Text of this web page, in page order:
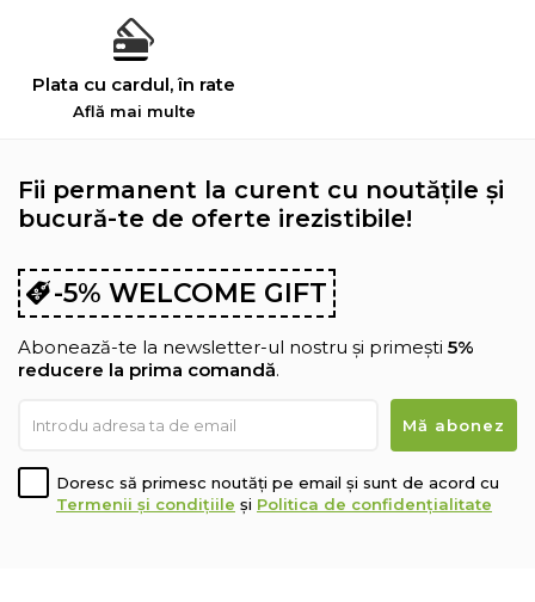
Plata cu cardul, în rate
Află mai multe
Fii permanent la curent cu noutățile și
bucură-te de oferte irezistibile!
-5% WELCOME GIFT
Abonează-te la newsletter-ul nostru și primești 5%
reducere la prima comandă.
Doresc să primesc noutăți pe email și sunt de acord cu
Termenii și condițiile și Politica de confidențialitate